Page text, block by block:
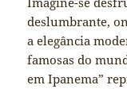
deslumbrante,
a elegância
famosas do
em Ipanema”